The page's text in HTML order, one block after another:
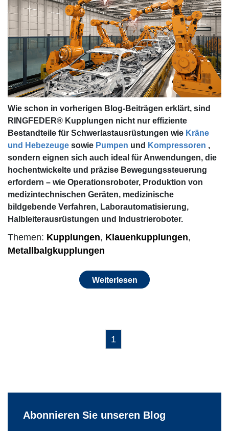
Wie schon in vorherigen Blog-Beiträgen erklärt, sind
RINGFEDER® Kupplungen nicht nur effiziente
Bestandteile für Schwerlastausrüstungen wie Kräne
und Hebezeuge sowie Pumpen und Kompressoren ,
sondern eignen sich auch ideal für Anwendungen, die
hochentwickelte und präzise Bewegungssteuerung
erfordern – wie Operationsroboter, Produktion von
medizintechnischen Geräten, medizinische
bildgebende Verfahren, Laborautomatisierung,
Halbleiterausrüstungen und Industrieroboter.
Themen: Kupplungen, Klauenkupplungen,
Metallbalgkupplungen
Weiterlesen
1
Abonnieren Sie unseren Blog